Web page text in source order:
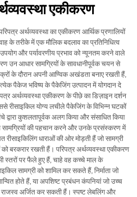
एकीकरण
अर्थव्यवस्था का एकीकरण आर्थिक प्रणालियों
के तरीके में एक मौलिक बदलाव का प्रतिनिधित्व
और पर्यावरणीय प्रभाव को न्यूनतम करने वाले
उन आधार सामग्रियों के सावधानीपूर्वक चयन से
के दौरान अपनी आण्विक अखंडता बनाए रखती हैं,
पैकेज भविष्य के पैकेजिंग उत्पादन में योगदान दे
अर्थव्यवस्था एकीकरण के पीछे का डिज़ाइन दर्शन
रीसाइकिल योग्य लचीले पैकेजिंग के विभिन्न घटकों
द्वारा कुशलतापूर्वक अलग किया और संसाधित किया
की पहचान करने और उनके प्रसंस्करण में
रीसाइकिलिंग धाराओं की ओर मोड़ती हैं जो सामग्री
बरकरार रखती हैं। परिपत्र अर्थव्यवस्था एकीकरण
स्तरों पर फैले हुए हैं, चाहे वह कच्चे माल के
सामग्री को शामिल कर सकते हैं, निर्माता जो
होते हैं, या अपशिष्ट प्रबंधन कंपनियां जो उच्च
राजस्व अर्जित कर सकती हैं। स्पष्ट लेबलिंग और